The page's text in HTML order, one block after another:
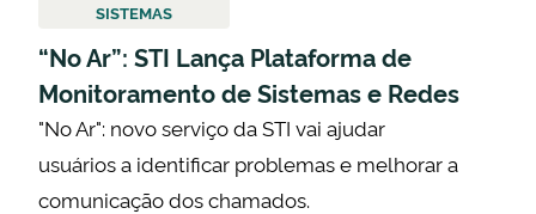
SISTEMAS
“No Ar”: STI Lança Plataforma de
Monitoramento de Sistemas e Redes
"No Ar": novo serviço da STI vai ajudar
usuários a identificar problemas e melhorar a
comunicação dos chamados.